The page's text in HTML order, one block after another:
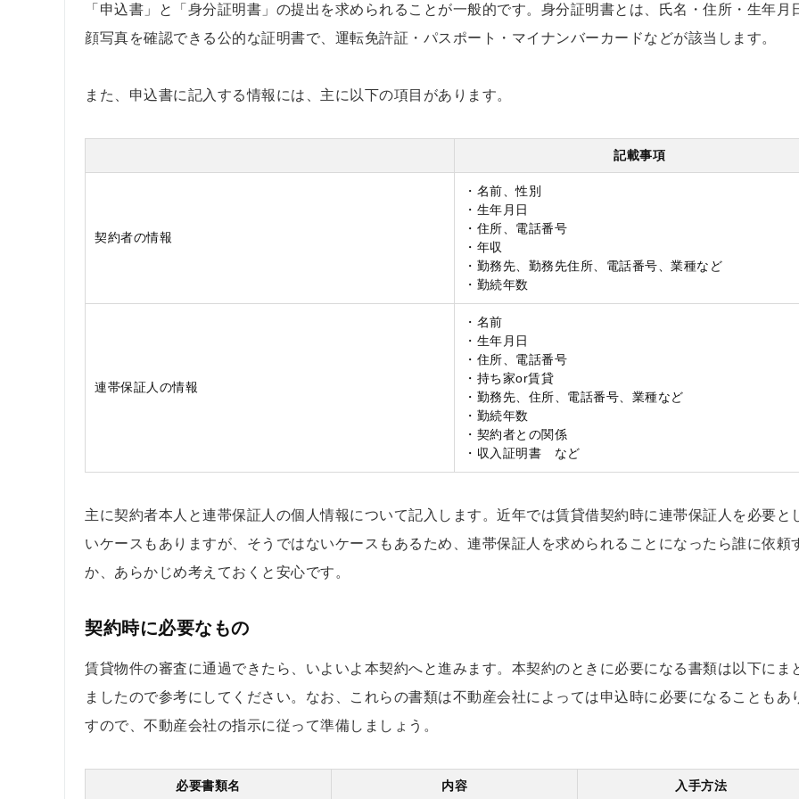
「申込書」と「身分証明書」の提出を求められることが一般的です。身分証明書とは、氏名・住所・生年月
顔写真を確認できる公的な証明書で、運転免許証・パスポート・マイナンバーカードなどが該当します。
また、申込書に記入する情報には、主に以下の項目があります。
記載事項
契約者の情報
・名前、性別
・生年月日
・住所、電話番号
・年収
・勤務先、勤務先住所、電話番号、業種など
・勤続年数
連帯保証人の情報
・名前
・生年月日
・住所、電話番号
・持ち家or賃貸
・勤務先、住所、電話番号、業種など
・勤続年数
・契約者との関係
・収入証明書 など
主に契約者本人と連帯保証人の個人情報について記入します。近年では賃貸借契約時に連帯保証人を必要と
いケースもありますが、そうではないケースもあるため、連帯保証人を求められることになったら誰に依頼
か、あらかじめ考えておくと安心です。
契約時に必要なもの
賃貸物件の審査に通過できたら、いよいよ本契約へと進みます。本契約のときに必要になる書類は以下にま
ましたので参考にしてください。なお、これらの書類は不動産会社によっては申込時に必要になることもあ
すので、不動産会社の指示に従って準備しましょう。
必要書類名 内容 入手方法